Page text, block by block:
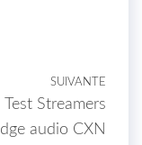
SUIVANTE
Test Streamers
audio CXN